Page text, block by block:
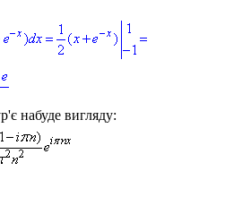
набуде вигляду: